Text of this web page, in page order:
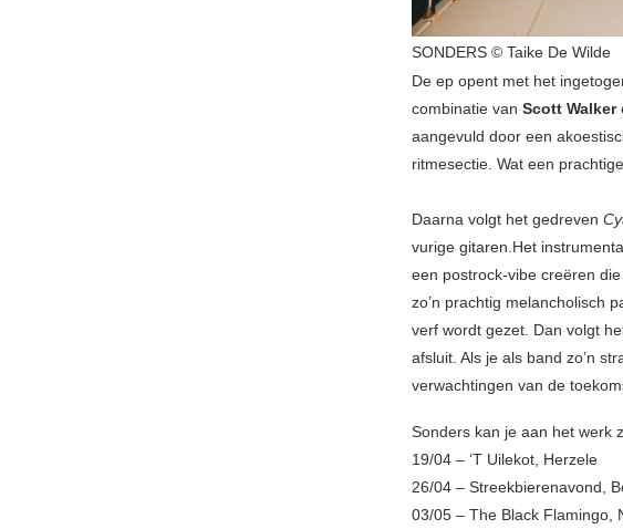
SONDERS © Taike De Wilde
De ep opent met het
combinatie van Scott Walker
aangevuld door een
ritmesectie. Wat een
Daarna volgt het gedreven
vurige gitaren.Het
een postrock-vibe creëren
zo’n prachtig melancholisch
verf wordt gezet. Dan volgt
afsluit. Als je als band zo’n
verwachtingen van de
Sonders kan je aan het werk
19/04 – ‘T Uilekot, Herzele
26/04 – Streekbierenavond,
03/05 – The Black Flamingo,